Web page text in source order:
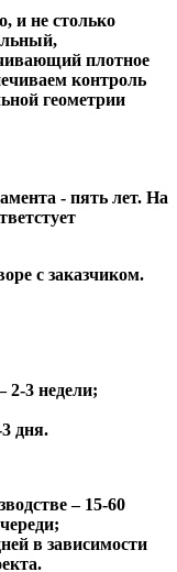
и не столько
плотное
контроль
геометрии
- пять лет. На
с заказчиком.
2-3 недели;
дня.
– 15-60
в зависимости